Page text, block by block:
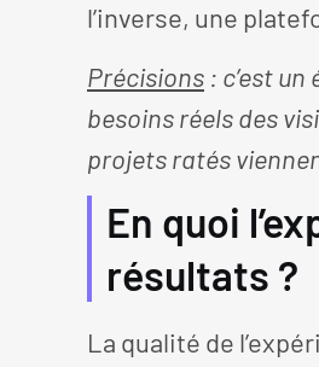
l’inverse, une
Précisions : c’est
besoins réels des
projets ratés
En quoi
résultats ?
La qualité de